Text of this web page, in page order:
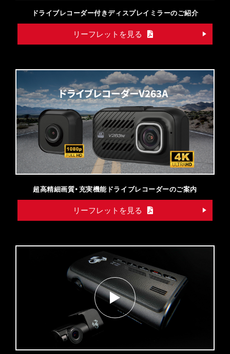
ドライブレコーダー付きディスプレイミラーのご紹介
リーフレットを見る
超高精細画質・充実機能ドライブレコーダーのご案内
リーフレットを見る